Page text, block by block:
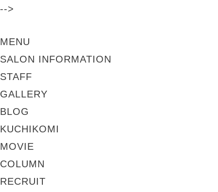
-->
MENU
SALON INFORMATION
STAFF
GALLERY
BLOG
KUCHIKOMI
MOVIE
COLUMN
RECRUIT